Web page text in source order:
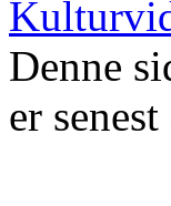
Denne
er